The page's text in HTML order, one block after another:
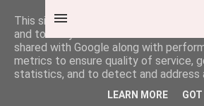
This site uses cookies from Google
and to analyze traffic. Your IP
shared with Google along with
metrics to ensure quality of service,
statistics, and to detect and address
LEARN MORE